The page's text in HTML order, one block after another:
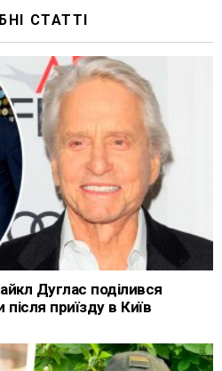
СТАТТІ
Дуглас поділився
приїзду в Київ